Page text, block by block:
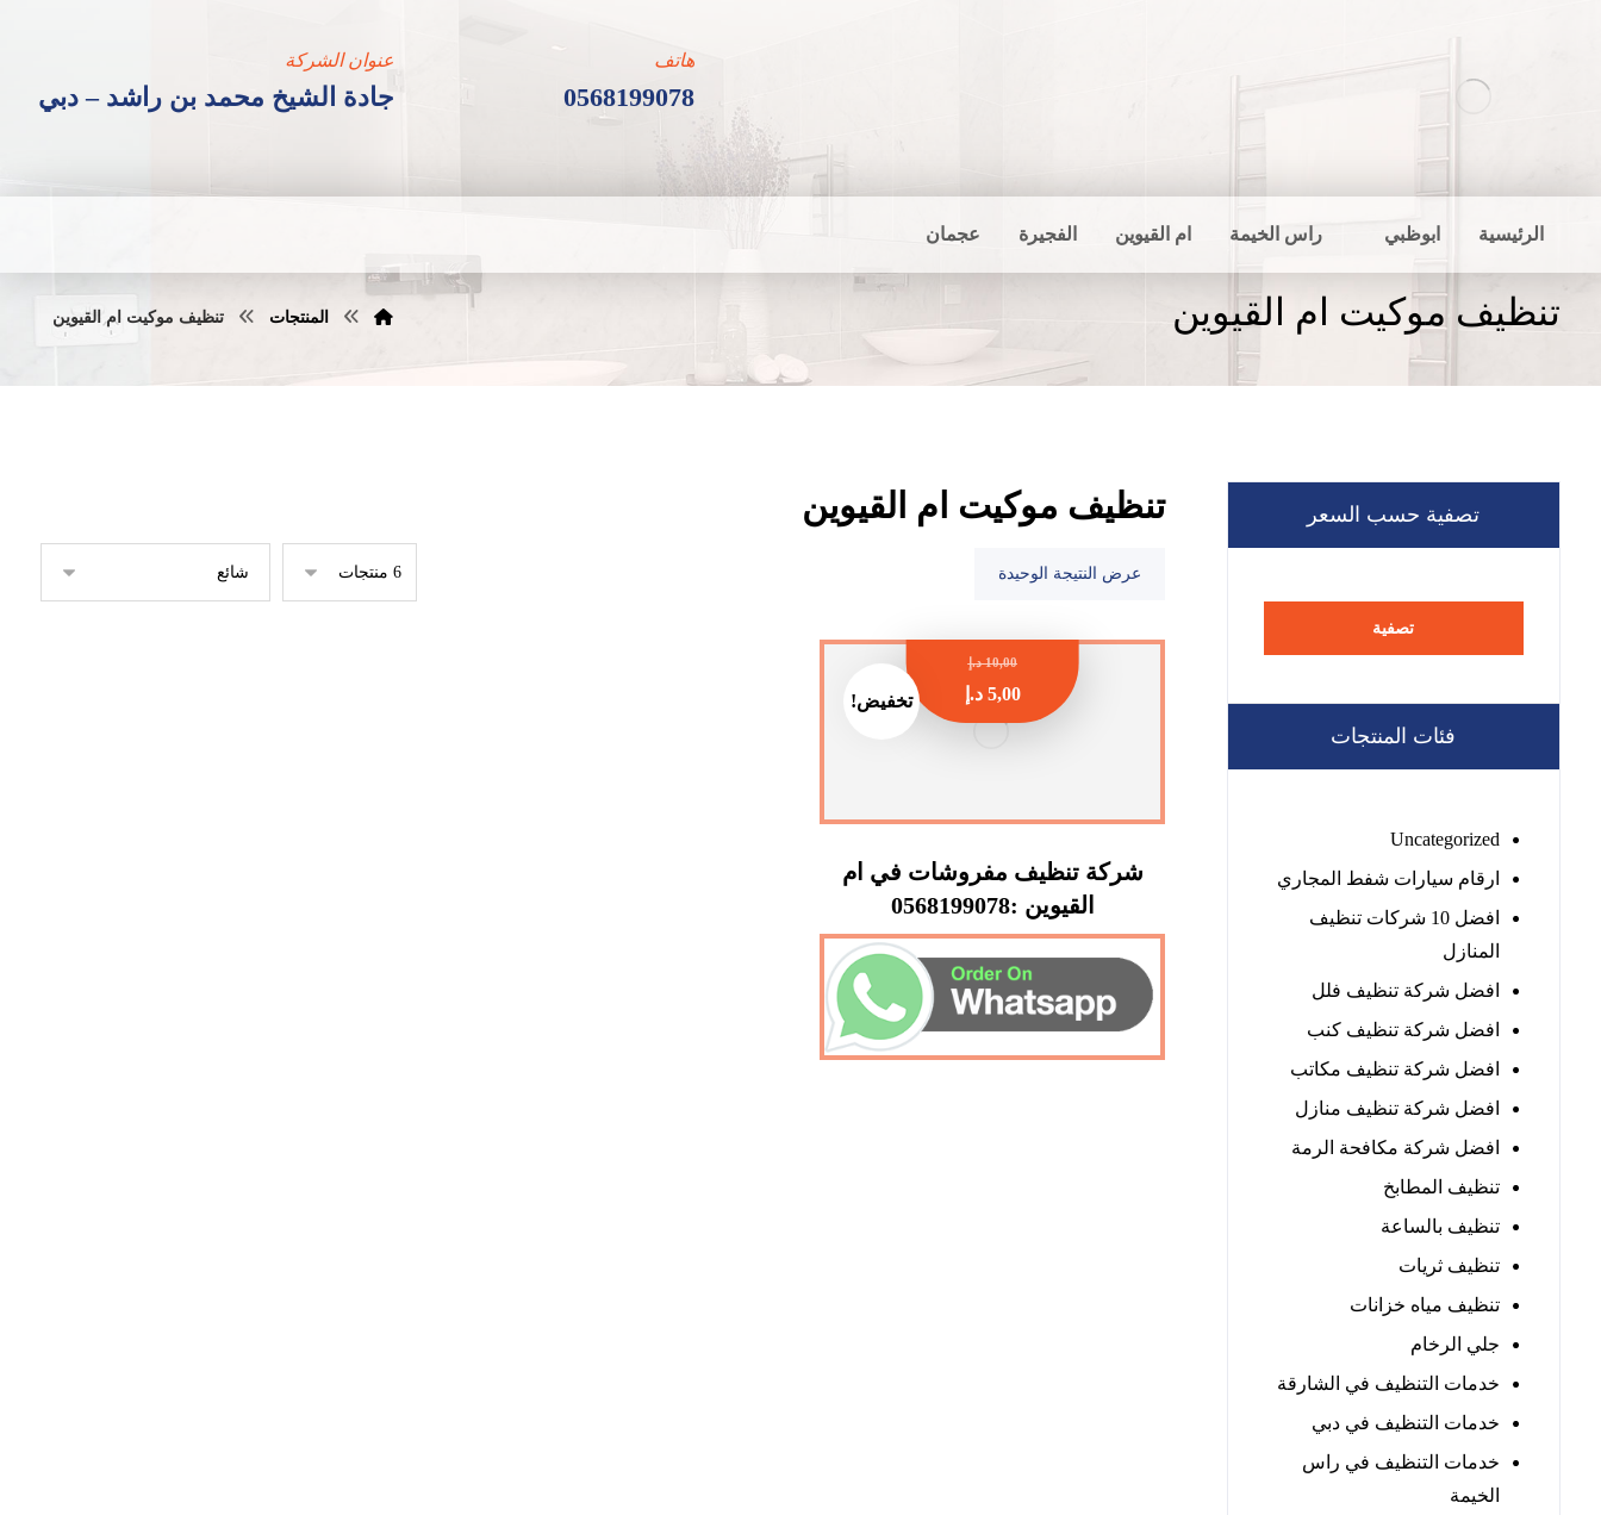
عنوان الشركة
جادة الشيخ محمد بن راشد – دبي
هاتف
0568199078
الرئيسية ابوظبي راس الخيمة ام القيوين الفجيرة عجمان
تنظيف موكيت ام القيوين المنتجات تنظيف موكيت ام القيوين
تنظيف موكيت ام القيوين
عرض النتيجة الوحيدة
تخفيض!
شركة تنظيف مفروشات في ام
القيوين :0568199078
10,00 د.إ
5,00 د.إ
تصفية حسب السعر
تصفية
فئات المنتجات
Uncategorized
ارقام سيارات شفط المجاري
افضل 10 شركات تنظيف
المنازل
افضل شركة تنظيف فلل
افضل شركة تنظيف كنب
افضل شركة تنظيف مكاتب
افضل شركة تنظيف منازل
افضل شركة مكافحة الرمة
تنظيف المطابخ
تنظيف بالساعة
تنظيف ثريات
تنظيف مياه خزانات
جلي الرخام
خدمات التنظيف في الشارقة
خدمات التنظيف في دبي
خدمات التنظيف في راس
الخيمة